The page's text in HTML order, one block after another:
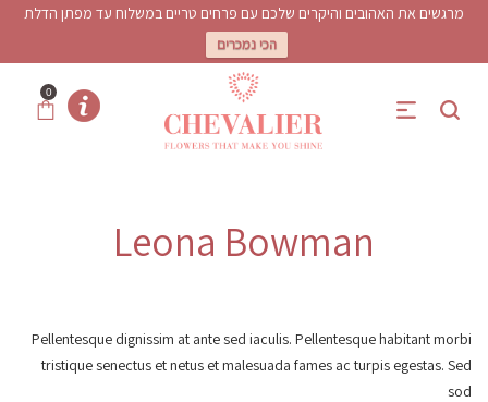
מרגשים את האהובים והיקרים שלכם עם פרחים טריים במשלוח עד מפתן הדלת
הכי נמכרים
0
Leona Bowman
Pellentesque dignissim at ante sed iaculis. Pellentesque habitant morbi
tristique senectus et netus et malesuada fames ac turpis egestas. Sed
sod